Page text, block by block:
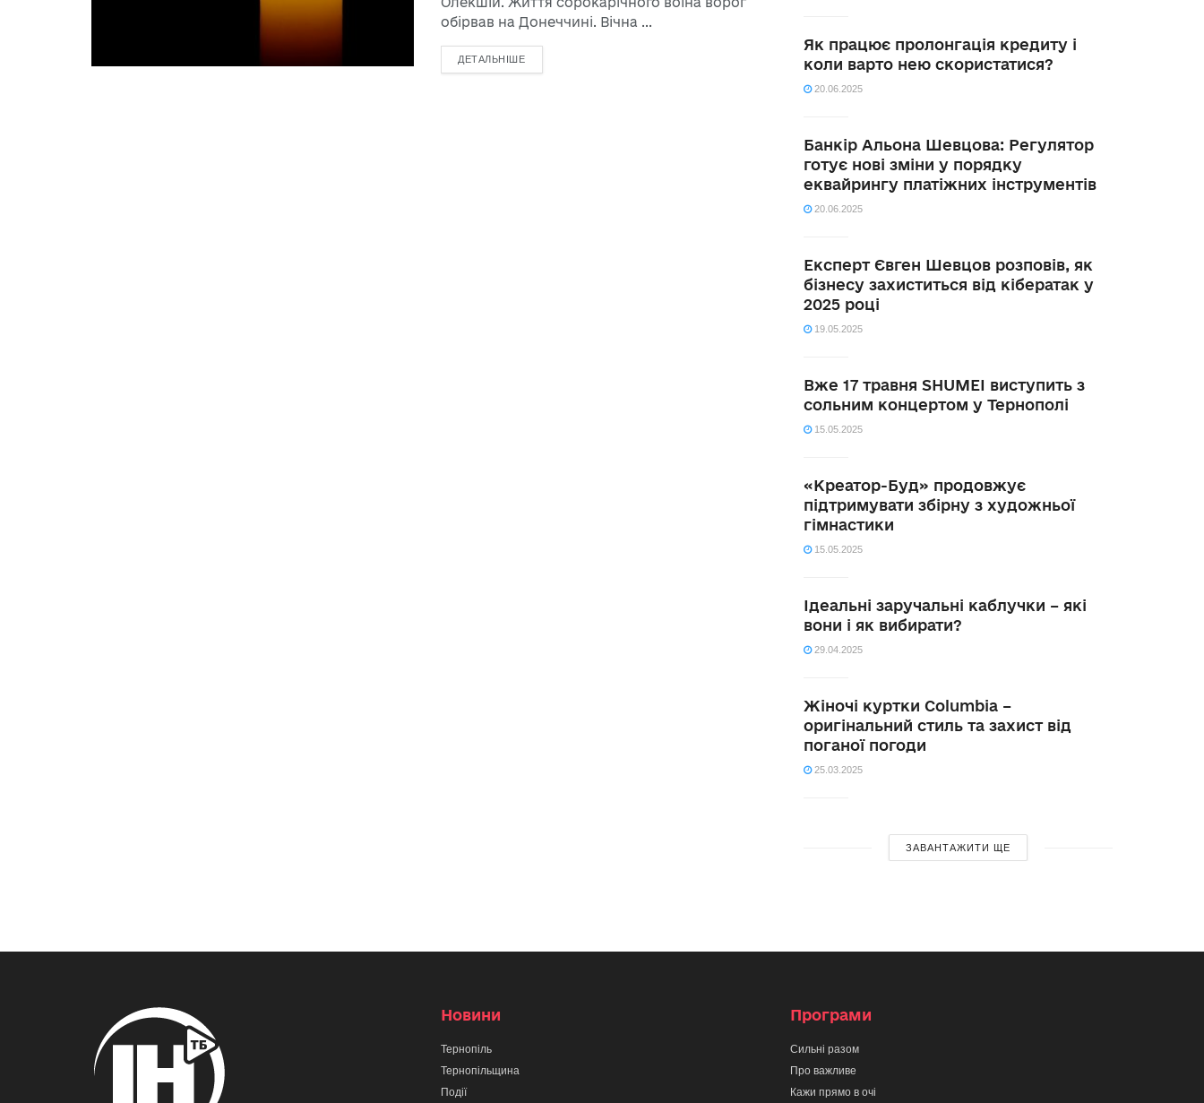
обірвав на Донеччині. Вічна ...
ДЕТАЛЬНІШЕ
Як працює пролонгація кредиту і
коли варто нею скористатися?
20.06.2025
Банкір Альона Шевцова: Регулятор
готує нові зміни у порядку
еквайрингу платіжних інструментів
20.06.2025
Експерт Євген Шевцов розповів, як
бізнесу захиститься від кібератак у
2025 році
19.05.2025
Вже 17 травня SHUMEI виступить з
сольним концертом у Тернополі
15.05.2025
«Креатор-Буд» продовжує
підтримувати збірну з художньої
гімнастики
15.05.2025
Ідеальні заручальні каблучки – які
вони і як вибирати?
29.04.2025
Жіночі куртки Columbia –
оригінальний стиль та захист від
поганої погоди
25.03.2025
ЗАВАНТАЖИТИ ЩЕ
Новини
Тернопіль
Тернопільщина
Події
Програми
Сильні разом
Про важливе
Кажи прямо в очі